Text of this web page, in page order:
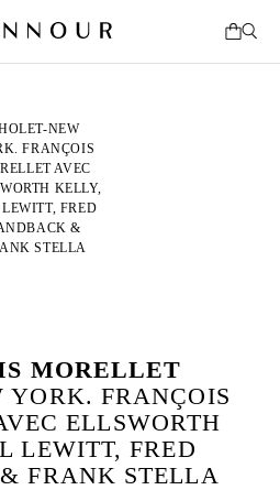
NEW
FRANÇOIS
AVEC
KELLY,
FRED
&
STELLA
MORELLET
YORK. FRANÇOIS
ELLSWORTH
LEWITT, FRED
FRANK STELLA